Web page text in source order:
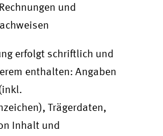
und
erfolgt schriftlich und
enthalten: Angaben
Trägerdaten,
Inhalt und